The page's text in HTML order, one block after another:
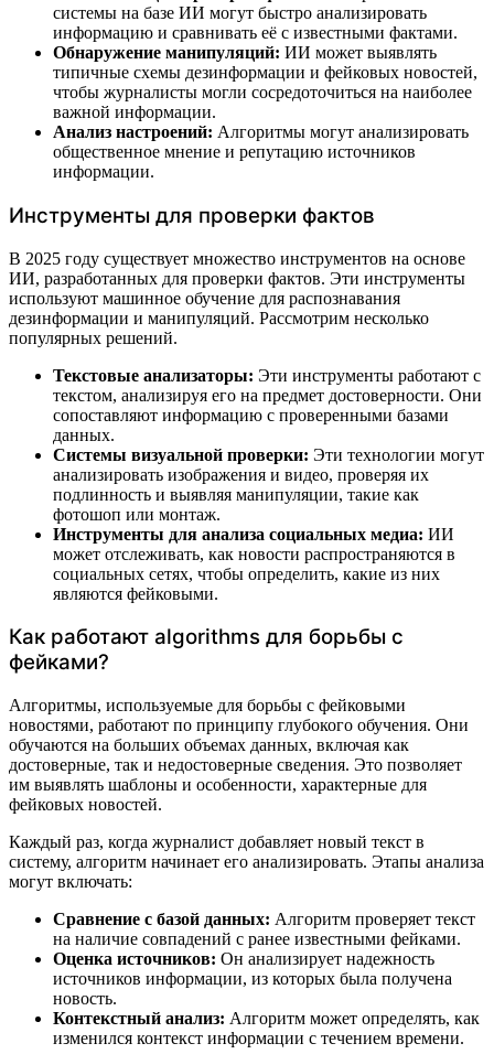
системы на базе ИИ могут быстро анализировать
информацию и сравнивать её с известными фактами.
Обнаружение манипуляций: ИИ может выявлять
типичные схемы дезинформации и фейковых новостей,
чтобы журналисты могли сосредоточиться на наиболее
важной информации.
Анализ настроений: Алгоритмы могут анализировать
общественное мнение и репутацию источников
информации.
Инструменты для проверки фактов
В 2025 году существует множество инструментов на основе
ИИ, разработанных для проверки фактов. Эти инструменты
используют машинное обучение для распознавания
дезинформации и манипуляций. Рассмотрим несколько
популярных решений.
Текстовые анализаторы: Эти инструменты работают с
текстом, анализируя его на предмет достоверности. Они
сопоставляют информацию с проверенными базами
данных.
Системы визуальной проверки: Эти технологии могут
анализировать изображения и видео, проверяя их
подлинность и выявляя манипуляции, такие как
фотошоп или монтаж.
Инструменты для анализа социальных медиа: ИИ
может отслеживать, как новости распространяются в
социальных сетях, чтобы определить, какие из них
являются фейковыми.
Как работают algorithms для борьбы с
фейками?
Алгоритмы, используемые для борьбы с фейковыми
новостями, работают по принципу глубокого обучения. Они
обучаются на больших объемах данных, включая как
достоверные, так и недостоверные сведения. Это позволяет
им выявлять шаблоны и особенности, характерные для
фейковых новостей.
Каждый раз, когда журналист добавляет новый текст в
систему, алгоритм начинает его анализировать. Этапы анализа
могут включать:
Сравнение с базой данных: Алгоритм проверяет текст
на наличие совпадений с ранее известными фейками.
Оценка источников: Он анализирует надежность
источников информации, из которых была получена
новость.
Контекстный анализ: Алгоритм может определять, как
изменился контекст информации с течением времени.